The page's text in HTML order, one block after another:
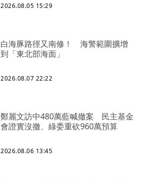
2026.08.05 15:29
白海豚路徑又南修！ 海警範圍擴增
到「東北部海面」
2026.08.07 22:22
鄭麗文訪中480萬藍喊撤案 民主基金
會證實沒撤、綠委重砍960萬預算
2026.08.06 13:45